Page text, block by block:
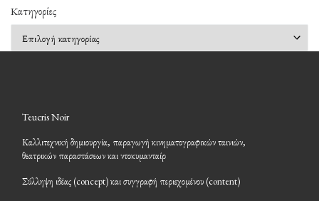
Kατηγορίες
Teucris Noir
Καλλιτεχνική δημιουργία, παραγωγή κινηματογραφικών ταινιών,
θεατρικών παραστάσεων και ντοκυμανταίρ
Σύλληψη ιδέας (concept) και συγγραφή περιεχομένου (content)